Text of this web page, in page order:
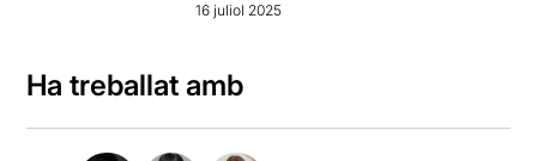
16 juliol 2025
Ha treballat amb